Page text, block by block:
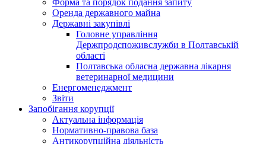
Форма та порядок подання запиту
Оренда державного майна
Державні закупівлі
Головне управління
Держпродспоживслужби в Полтавській
області
Полтавська обласна державна лікарня
ветеринарної медицини
Енергоменеджмент
Звіти
Запобігання корупції
Актуальна інформація
Нормативно-правова база
Антикорупційна діяльність